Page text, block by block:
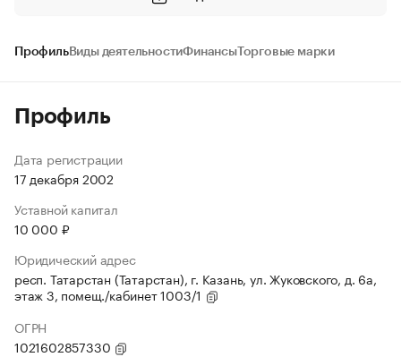
ПрофильВиды деятельностиФинансыТорговые марки
Профиль
Дата регистрации
17 декабря 2002
Уставной капитал
10 000 ₽
Юридический адрес
респ. Татарстан (Татарстан), г. Казань, ул. Жуковского, д. 6а,
этаж 3, помещ./кабинет 1003/1
ОГРН
1021602857330